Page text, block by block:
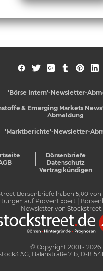
'Börse Intern'-Newsletter-
& Emerging Markets
Abmeldung
'Marktberichte'-Newsletter-
Börsenbriefe
Datenschutz
Vertrag kündigen
Börsenbriefe haben 5,00von
aufProvenExpert
|
Newsletter von
© Copyright 2001 - 2026
AG, Balanstraße 71b, D-